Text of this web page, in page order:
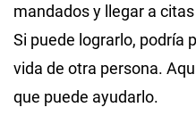
mandados y llegar a
Si puede lograrlo, podría
vida de otra persona.
que puede ayudarlo.